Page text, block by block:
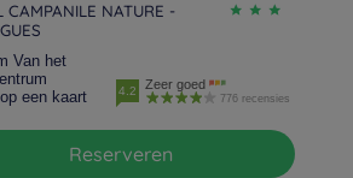
CAMPANILE NATURE -
Van het
een kaart
4.2 Zeer goed
776 recensies
Reserveren